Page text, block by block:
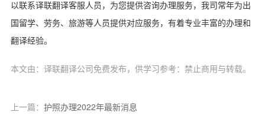
以联系译联翻译客服人员，为您提供咨询办理服务，我司常年为出
国留学、劳务、旅游等人员提供对应服务，有着专业丰富的办理和
翻译经验。
本文由：译联翻译公司免费发布，供学习参考：禁止商用与转载。
上一篇： 护照办理2022年最新消息